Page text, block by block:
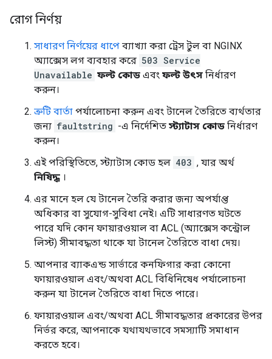
রোগ নির্ণয়
সাধারণ নির্ণয়ের ধাপে ব্যাখ্যা করা ট্রেস টুল বা NGINX
অ্যাক্সেস লগ ব্যবহার করে 503 Service
Unavailable ফল্ট কোড এবং ফল্ট উৎস নির্ধারণ
করুন।
ত্রুটি বার্তা পর্যালোচনা করুন এবং টানেল তৈরিতে ব্যর্থতার
জন্য faultstring -এ নির্দেশিত স্ট্যাটাস কোড নির্ধারণ
করুন।
এই পরিস্থিতিতে, স্ট্যাটাস কোড হল 403 , যার অর্থ
নিষিদ্ধ ।
এর মানে হল যে টানেল তৈরি করার জন্য অপর্যাপ্ত
অধিকার বা সুযোগ-সুবিধা নেই। এটি সাধারণত ঘটতে
পারে যদি কোন ফায়ারওয়াল বা ACL (অ্যাক্সেস কন্ট্রোল
লিস্ট) সীমাবদ্ধতা থাকে যা টানেল তৈরিতে বাধা দেয়।
আপনার ব্যাকএন্ড সার্ভারে কনফিগার করা কোনো
ফায়ারওয়াল এবং/অথবা ACL বিধিনিষেধ পর্যালোচনা
করুন যা টানেল তৈরিতে বাধা দিতে পারে।
ফায়ারওয়াল এবং/অথবা ACL সীমাবদ্ধতার প্রকারের উপর
নির্ভর করে, আপনাকে যথাযথভাবে সমস্যাটি সমাধান
করতে হবে।